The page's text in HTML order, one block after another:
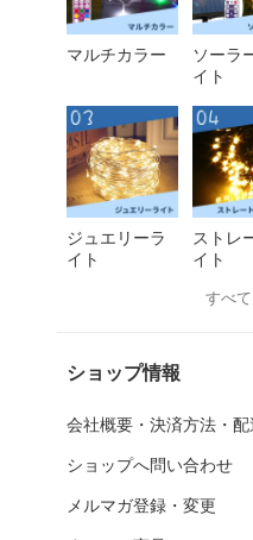
マルチカラー
ソーラ
イト
ジュエリーラ
イト
ストレ
イト
すべ
ショップ情報
会社概要・決済方法・
ショップへ問い合わせ
メルマガ登録・変更
ラス Lサイズ 3個セット
ト レトロ ボール シン
アリー 自動点灯 韓国
7,500 円